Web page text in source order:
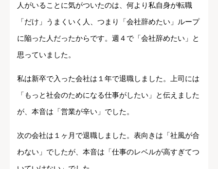
人がいることに気がついたのは、何より私自身が転職
「だけ」うまくいく人、つまり「会社辞めたい」ループ
に陥った人だったからです。週４で「会社辞めたい」と
思っていました。
私は新卒で入った会社は１年で退職しました。上司には
「もっと社会のためになる仕事がしたい」と伝えました
が、本音は「営業が辛い」でした。
次の会社は１ヶ月で退職しました。表向きは「社風が合
わない」でしたが、本音は「仕事のレベルが高すぎてつ